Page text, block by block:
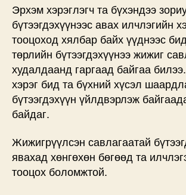
Эрхэм хэрэглэгч та бүхэндээ
бүтээгдэхүүнээс авах илчлэгийн
тооцоход хялбар байх үүднээс
төрлийн бүтээгдэхүүнээ жижиг
худалдаанд гаргаад байгаа
хэрэг бид та бүхний хүсэл
бүтээгдэхүүн үйлдвэрлэж
байдаг.
Жижигрүүлсэн савлагаатай
явахад хөнгөхөн бөгөөд та
тооцох боломжтой.